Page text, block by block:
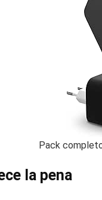
Pack
la pena